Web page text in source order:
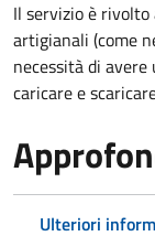
Il servizio è
artigianali (come
necessità di
caricare e
Ulteriori